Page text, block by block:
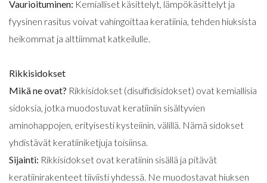
Vaurioituminen: Kemialliset käsittelyt, lämpökäsittelyt ja
fyysinen rasitus voivat vahingoittaa keratiinia, tehden hiuksista
heikommat ja alttiimmat katkeilulle.
Rikkisidokset
Mikä ne ovat? Rikkisidokset (disulfidisidokset) ovat kemiallisia
sidoksia, jotka muodostuvat keratiiniin sisältyvien
aminohappojen, erityisesti kysteiinin, välillä. Nämä sidokset
yhdistävät keratiiniketjuja toisiinsa.
Sijainti: Rikkisidokset ovat keratiinin sisällä ja pitävät
keratiinirakenteet tiiviisti yhdessä. Ne muodostavat hiuksen